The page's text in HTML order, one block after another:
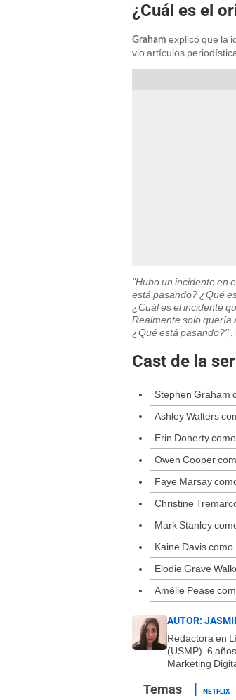
¿Cuál es el
Graham explicó que la
vio artículos
"Hubo un incidente en
está pasando? ¿Qué
¿Cuál es el incidente
Realmente solo quería
¿Qué está pasando?'",
Cast de la
Stephen Graham
Ashley Walters
Erin Doherty
Owen Cooper
Faye Marsay
Christine
Mark Stanley
Kaine Davis como
Elodie Grave
Amélie Pease
AUTOR:
Redactora en
(USMP). 6
Marketing
NETFLIX